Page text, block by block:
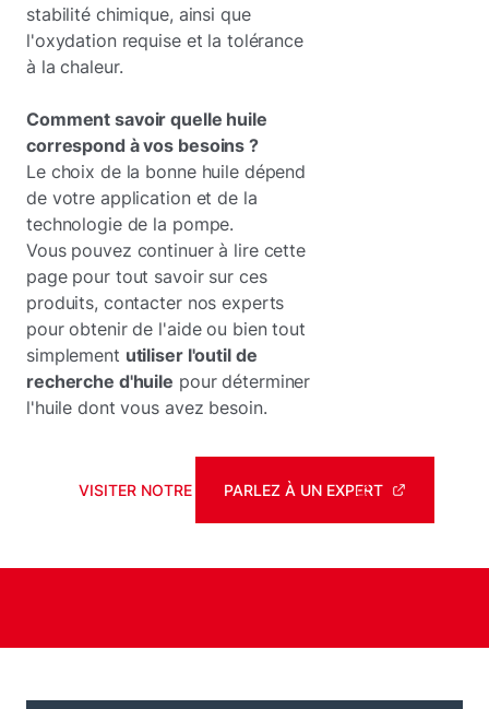
stabilité chimique, ainsi que
l'oxydation requise et la tolérance
à la chaleur.
Comment savoir quelle huile
correspond à vos besoins ?
Le choix de la bonne huile dépend
de votre application et de la
technologie de la pompe.
Vous pouvez continuer à lire cette
page pour tout savoir sur ces
produits, contacter nos experts
pour obtenir de l'aide ou bien tout
simplement utiliser l'outil de
recherche d'huile pour déterminer
l'huile dont vous avez besoin.
VISITER NOTRE BOUTIQUE EN LIGNE
PARLEZ À UN EXPERT